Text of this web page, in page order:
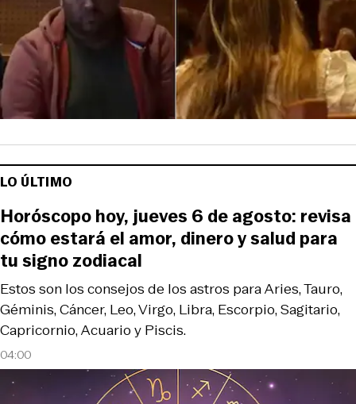
LO ÚLTIMO
04:00
Estos son los consejos de los astros para Aries, Tauro,
Géminis, Cáncer, Leo, Virgo, Libra, Escorpio, Sagitario,
Capricornio, Acuario y Piscis.
Horóscopo hoy, jueves 6 de agosto: revisa
cómo estará el amor, dinero y salud para
tu signo zodiacal